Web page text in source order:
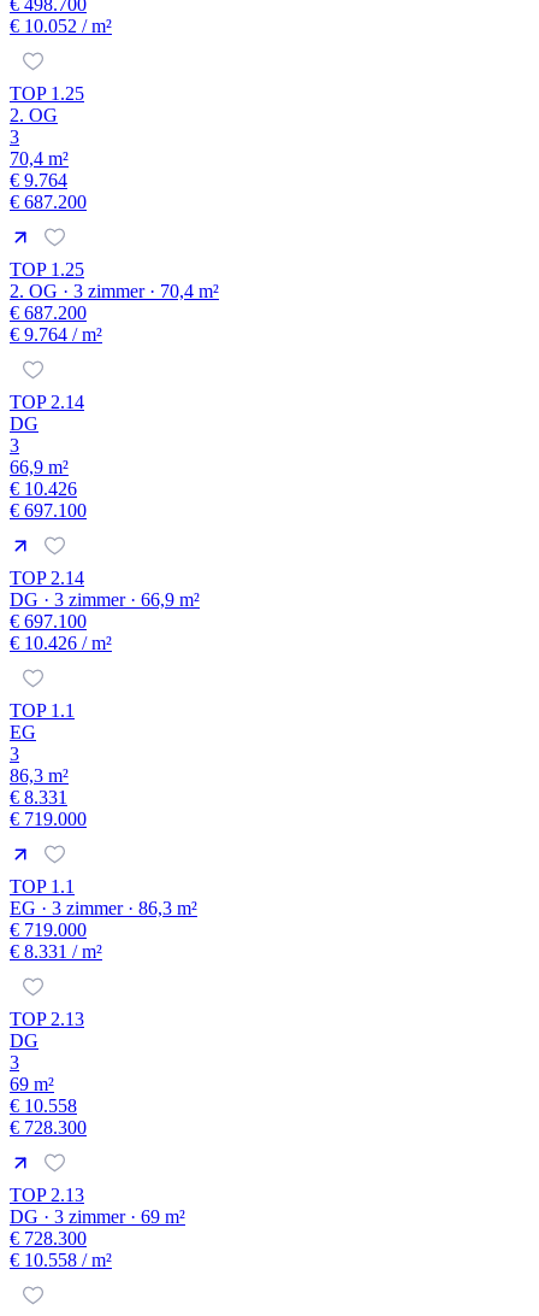
€ 498.700
€ 10.052 / m²
TOP 1.25
2. OG
3
70,4 m²
€ 9.764
€ 687.200
TOP 1.25
2. OG · 3 zimmer · 70,4 m²
€ 687.200
€ 9.764 / m²
TOP 2.14
DG
3
66,9 m²
€ 10.426
€ 697.100
TOP 2.14
DG · 3 zimmer · 66,9 m²
€ 697.100
€ 10.426 / m²
TOP 1.1
EG
3
86,3 m²
€ 8.331
€ 719.000
TOP 1.1
EG · 3 zimmer · 86,3 m²
€ 719.000
€ 8.331 / m²
TOP 2.13
DG
3
69 m²
€ 10.558
€ 728.300
TOP 2.13
DG · 3 zimmer · 69 m²
€ 728.300
€ 10.558 / m²